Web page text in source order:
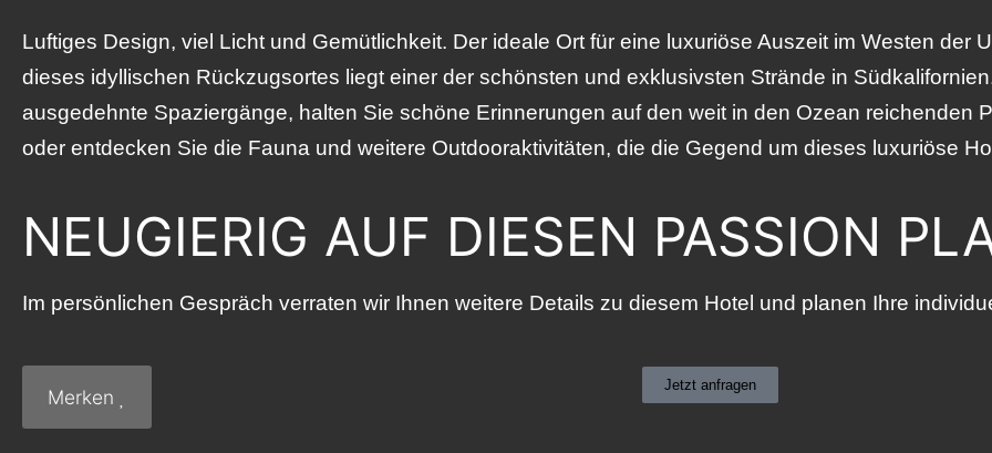
Luftiges Design, viel Licht und Gemütlichkeit. Der ideale Ort für eine luxuriöse Auszeit im Westen der
dieses idyllischen Rückzugsortes liegt einer der schönsten und exklusivsten Strände in
ausgedehnte Spaziergänge, halten Sie schöne Erinnerungen auf den weit in den Ozean reichenden
oder entdecken Sie die Fauna und weitere Outdooraktivitäten, die die Gegend um dieses luxuriöse
NEUGIERIG AUF DIESEN PASSION
Im persönlichen Gespräch verraten wir Ihnen weitere Details zu diesem Hotel und planen Ihre
Merken
Jetzt anfragen